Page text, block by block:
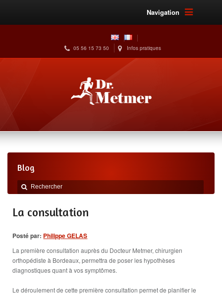
Navigation
05 56 15 73 50 Infos pratiques
Blog
La consultation
Posté par: Philippe GELAS
La première consultation auprès du Docteur Metmer, chirurgien
orthopédiste à Bordeaux, permettra de poser les hypothèses
diagnostiques quant à vos symptômes.
Le déroulement de cette première consultation permet de planifier le